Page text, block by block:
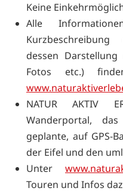
Keine
Alle
dessen
Fotos etc.)
NATUR AKTIV
Wanderportal,
geplante, auf GPS-
der Eifel und den
Unter
Touren und Infos